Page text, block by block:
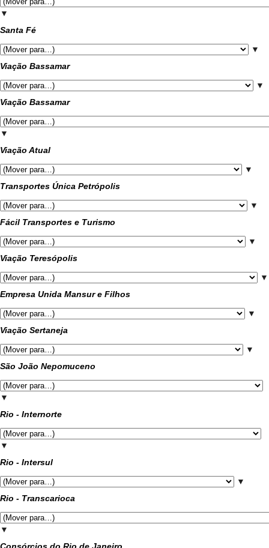
▼
Santa Fé
▼
Viação Bassamar
▼
Viação Bassamar
▼
Viação Atual
▼
Transportes Única Petrópolis
▼
Fácil Transportes e Turismo
▼
Viação Teresópolis
▼
Empresa Unida Mansur e Filhos
▼
Viação Sertaneja
▼
São João Nepomuceno
▼
Rio - Internorte
▼
Rio - Intersul
▼
Rio - Transcarioca
▼